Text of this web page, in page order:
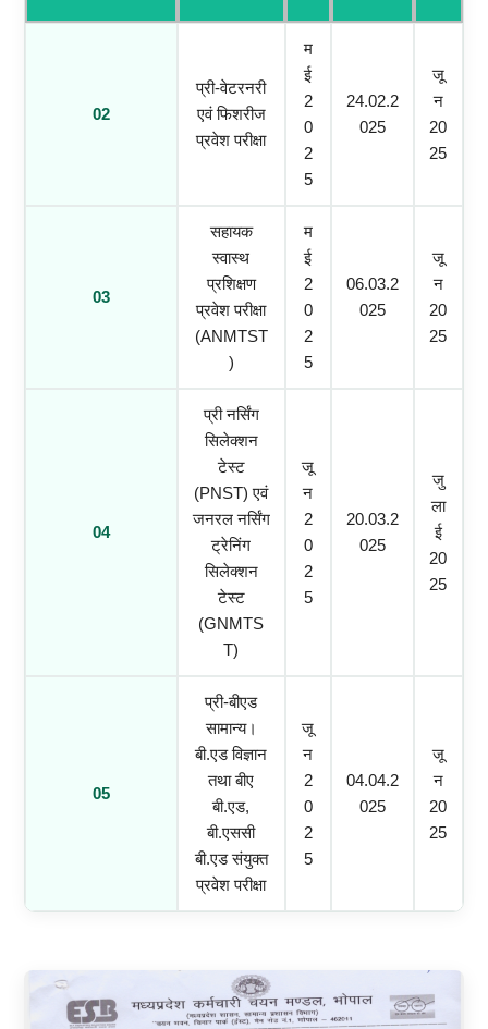
02
प्री-वेटरनरी
एवं फिशरीज
प्रवेश परीक्षा
म
ई
2
0
2
5
24.02.2
025
जू
न
20
25
03
सहायक
स्वास्थ
प्रशिक्षण
प्रवेश परीक्षा
(ANMTST
)
म
ई
2
0
2
5
06.03.2
025
जू
न
20
25
04
प्री नर्सिंग
सिलेक्शन
टेस्ट
(PNST) एवं
जनरल नर्सिंग
ट्रेनिंग
सिलेक्शन
टेस्ट
(GNMTS
T)
जू
न
2
0
2
5
20.03.2
025
जु
ला
ई
20
25
05
प्री-बीएड
सामान्य।
बी.एड विज्ञान
तथा बीए
बी.एड,
बी.एससी
बी.एड संयुक्त
प्रवेश परीक्षा
जू
न
2
0
2
5
04.04.2
025
जू
न
20
25